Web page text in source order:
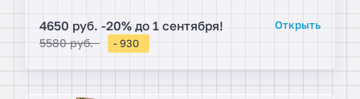
эксклюзив студии, дизайн для веселой
компании. Сделайте свой выпускной ярче,
подготовьте реквизит для фотосессии: цветы,
предметы хобби, воздушные шары и т.д.
4650 руб. -20% до 1 сентября!
5580 руб. - 930
Открыть